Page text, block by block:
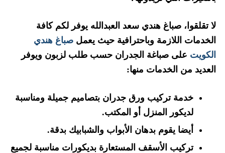
لا تقلقوا، صباغ هندي سعد العبدالله يوفر لكم كافة
الخدمات اللازمة وباحترافية حيث يعمل صباغ هندي
الكويت على صباغة الجدران حسب طلب لزبون ويوفر
العديد من الخدمات منها:
خدمة تركيب ورق جدران بتصاميم جميلة ومناسبة
لديكور المنزل أو المكتب.
أيضا يقوم بدهان الأبواب والشبابيك بدقة.
تركيب الأسقف المستعارة بديكورات مناسبة لجميع